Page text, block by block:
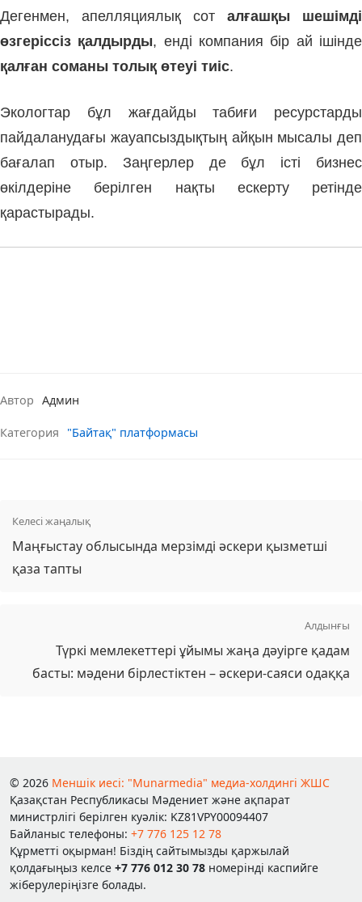
Дегенмен, апелляциялық сот алғашқы шешімді
өзгеріссіз қалдырды, енді компания бір ай ішінде
қалған соманы толық өтеуі тиіс.
Экологтар бұл жағдайды табиғи ресурстарды
пайдаланудағы жауапсыздықтың айқын мысалы деп
бағалап отыр. Заңгерлер де бұл істі бизнес
өкілдеріне берілген нақты ескерту ретінде
қарастырады.
Автор Админ
Категория "Байтақ" платформасы
Келесі жаңалық
Маңғыстау облысында мерзімді әскери қызметші
қаза тапты
Алдынғы
Түркі мемлекеттері ұйымы жаңа дәуірге қадам
басты: мәдени бірлестіктен – әскери-саяси одаққа
© 2026 Меншік иесі: "Munarmedia" медиа-холдингі ЖШС
Қазақстан Республикасы Мәдениет және ақпарат
министрлігі берілген куәлік: KZ81VPY00094407
Байланыс телефоны: +7 776 125 12 78
Құрметті оқырман! Біздің сайтымызды қаржылай
қолдағыңыз келсе +7 776 012 30 78 номерінді каспийге
жіберулеріңізге болады.